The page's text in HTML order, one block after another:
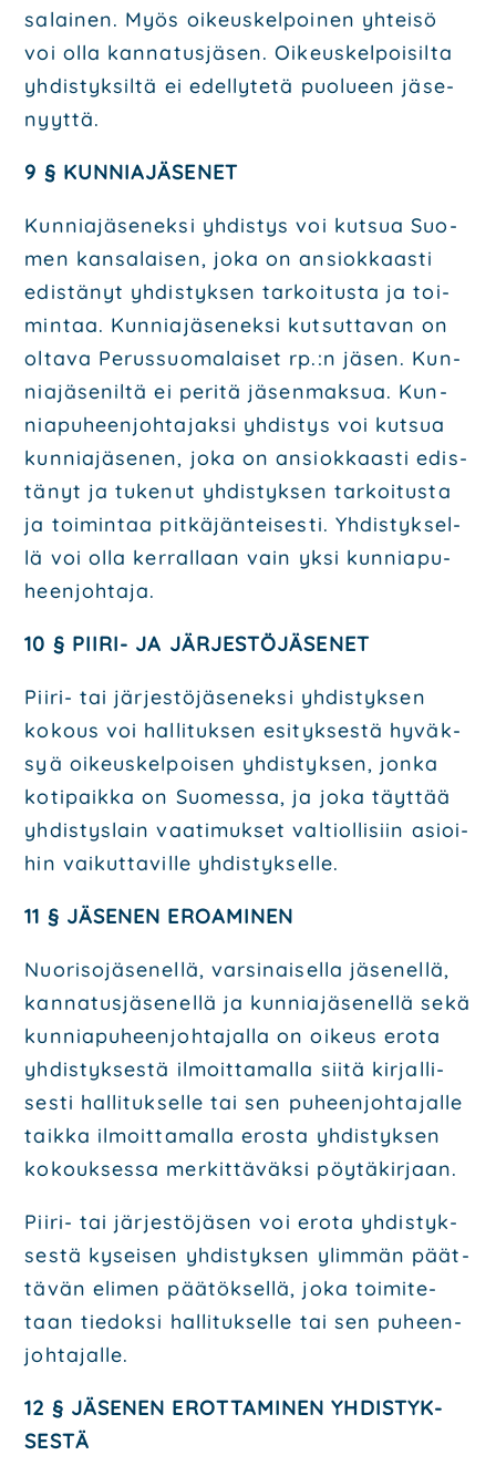
sa­lai­nen. Myös oikeus­kel­poi­nen yhtei­sö
voi olla kan­na­tus­jä­sen. Oikeus­kel­poi­sil­ta
yhdis­tyk­sil­tä ei edel­ly­te­tä puo­lu­een jäse­
nyyt­tä.
9 § KUN­NIA­JÄ­SE­NET
Kun­nia­jä­se­nek­si yhdis­tys voi kut­sua Suo­
men kan­sa­lai­sen, joka on ansiok­kaas­ti
edis­tä­nyt yhdis­tyk­sen tar­koi­tus­ta ja toi­
min­taa. Kun­nia­jä­se­nek­si kut­sut­ta­van on
olta­va Perus­suo­ma­lai­set rp.:n jäsen. Kun­
nia­jä­se­nil­tä ei peri­tä jäsen­mak­sua. Kun­
nia­pu­heen­joh­ta­jak­si yhdis­tys voi kut­sua
kun­nia­jä­se­nen, joka on ansiok­kaas­ti edis­
tä­nyt ja tuke­nut yhdis­tyk­sen tar­koi­tus­ta
ja toi­min­taa pit­kä­jän­tei­ses­ti. Yhdis­tyk­sel­
lä voi olla ker­ral­laan vain yksi kun­nia­pu­
heen­joh­ta­ja.
10 § PII­RI- JA JÄR­JES­TÖ­JÄ­SE­NET
Pii­ri- tai jär­jes­tö­jä­se­nek­si yhdis­tyk­sen
kokous voi hal­li­tuk­sen esi­tyk­ses­tä hyväk­
syä oikeus­kel­poi­sen yhdis­tyk­sen, jon­ka
koti­paik­ka on Suo­mes­sa, ja joka täyt­tää
yhdis­tys­lain vaa­ti­muk­set val­tiol­li­siin asioi­
hin vai­kut­ta­vil­le yhdis­tyk­sel­le.
11 § JÄSE­NEN EROA­MI­NEN
Nuo­ri­so­jä­se­nel­lä, var­si­nai­sel­la jäse­nel­lä,
kan­na­tus­jä­se­nel­lä ja kun­nia­jä­se­nel­lä sekä
kun­nia­pu­heen­joh­ta­jal­la on oikeus ero­ta
yhdis­tyk­ses­tä ilmoit­ta­mal­la sii­tä kir­jal­li­
ses­ti hal­li­tuk­sel­le tai sen puheen­joh­ta­jal­le
taik­ka ilmoit­ta­mal­la eros­ta yhdis­tyk­sen
kokouk­ses­sa mer­kit­tä­väk­si pöy­tä­kir­jaan.
Pii­ri- tai jär­jes­tö­jä­sen voi ero­ta yhdis­tyk­
ses­tä kysei­sen yhdis­tyk­sen ylim­män päät­
tä­vän eli­men pää­tök­sel­lä, joka toi­mi­te­
taan tie­dok­si hal­li­tuk­sel­le tai sen puheen­
joh­ta­jal­le.
12 § JÄSE­NEN EROT­TA­MI­NEN YHDIS­TYK­
SES­TÄ